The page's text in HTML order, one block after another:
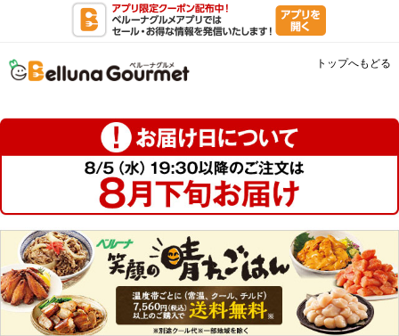
トップへもどる